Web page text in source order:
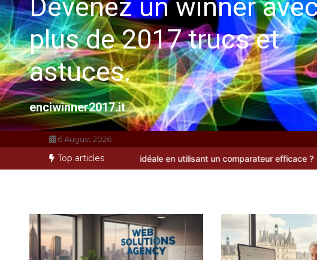
Devenez un winner
plus de 2017 trucs et
astuces.
enciwinner2017.it
6 August 2026
Top articles
l’assurance idéale en utilisant un comparateur efficace ? Leasing automobile